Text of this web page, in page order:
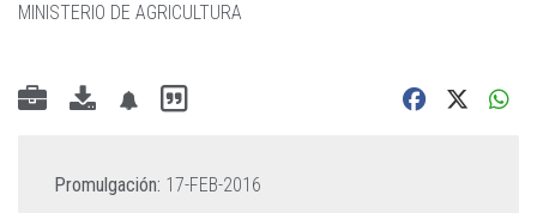
MINISTERIO DE AGRICULTURA
Promulgación: 17-FEB-2016